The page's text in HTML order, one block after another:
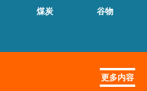
煤炭 谷物
更多内容